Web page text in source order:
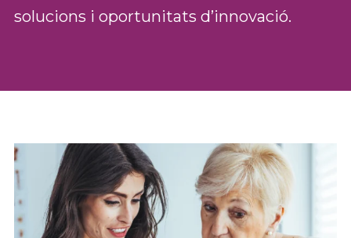
solucions i oportunitats d’innovació.